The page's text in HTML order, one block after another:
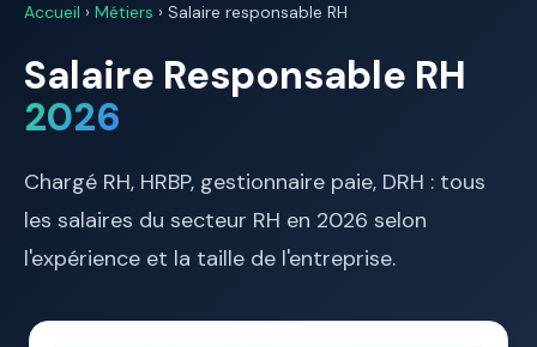
Accueil › Métiers › Salaire responsable RH
Salaire Responsable RH
2026
Chargé RH, HRBP, gestionnaire paie, DRH : tous
les salaires du secteur RH en 2026 selon
l'expérience et la taille de l'entreprise.